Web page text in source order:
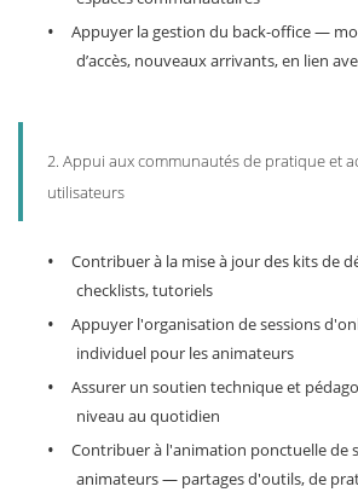
•
Appuyer la gestion du back-office —
d’accès, nouveaux arrivants, en lien
2. Appui aux communautés de pratique et
utilisateurs
•
Contribuer à la mise à jour des kits de
checklists, tutoriels
•
Appuyer l'organisation de sessions
individuel pour les animateurs
•
Assurer un soutien technique et
niveau au quotidien
•
Contribuer à l'animation ponctuelle de
animateurs — partages d'outils, de